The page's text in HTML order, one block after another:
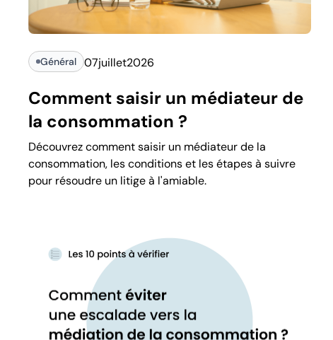
Général 07juillet2026
Comment saisir un médiateur de
la consommation ?
Découvrez comment saisir un médiateur de la
consommation, les conditions et les étapes à suivre
pour résoudre un litige à l'amiable.